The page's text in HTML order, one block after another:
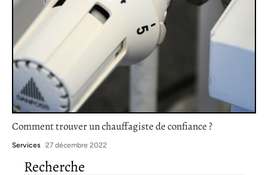
Comment trouver un chauffagiste de confiance ?
Services 27 décembre 2022
Recherche